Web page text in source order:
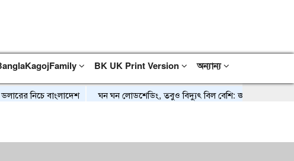
BK UK Print Version অন্যান্য
বাংলাদেশ ঘন ঘন লোডশেডিং, তবুও বিদ্যুৎ বিল বেশি: জনজীবনে বাড়ছে দুর্ভোগ